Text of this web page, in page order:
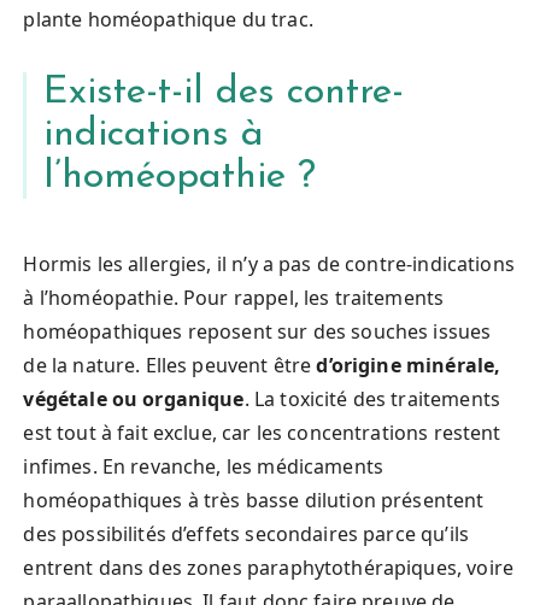
plante homéopathique du trac.
Existe-t-il des contre-
indications à
l’homéopathie ?
Hormis les allergies, il n’y a pas de contre-indications
à l’homéopathie. Pour rappel, les traitements
homéopathiques reposent sur des souches issues
de la nature. Elles peuvent êtred’origine minérale,
végétale ou organique. La toxicité des traitements
est tout à fait exclue, car les concentrations restent
infimes. En revanche, les médicaments
homéopathiques à très basse dilution présentent
des possibilités d’effets secondaires parce qu’ils
entrent dans des zones paraphytothérapiques, voire